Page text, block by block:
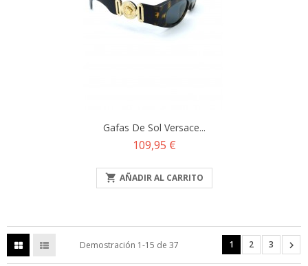
Gafas De Sol Versace...
Precio
109,95 €
 AÑADIR AL CARRITO
Demostración 1-15 de 37 1 2 3 